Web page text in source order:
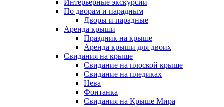
Интерьерные экскурсии
По дворам и парадным
Дворы и парадные
Аренда крыши
Праздник на крыше
Аренда крыши для двоих
Свидания на крыше
Свидание на плоской крыше
Свидание на пледиках
Нева
Фонтанка
Свидания на Крыше Мира